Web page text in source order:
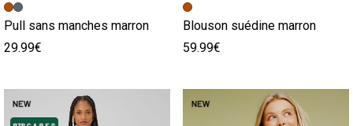
Image précédente
Image suivante
Pull sans manches marron
29.99€
Image précédente
Image suivante
Blouson suédine marron
59.99€